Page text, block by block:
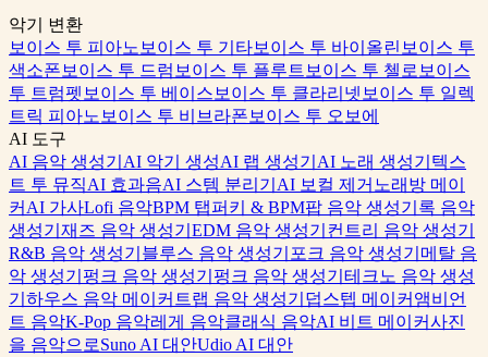
악기 변환
보이스 투 피아노 보이스 투 기타보이스 투 바이올린 보이스 투
색소폰 보이스 투 드럼 보이스 투 플루트 보이스 투 첼로 보이스
투 트럼펫 보이스 투 베이스 보이스 투 클라리넷 보이스 투 일렉
트릭 피아노 보이스 투 비브라폰 보이스 투 오보에
AI 도구
AI 음악 생성기 AI 악기 생성AI 랩 생성기 AI 노래 생성기 텍스
트 투 뮤직AI 효과음AI 스템 분리기 AI 보컬 제거 노래방 메이
커 AI 가사Lofi 음악BPM 탭퍼 키 & BPM팝 음악 생성기 록 음악
생성기 재즈 음악 생성기 EDM 음악 생성기 컨트리 음악 생성기
R&B 음악 생성기 블루스 음악 생성기 포크 음악 생성기 메탈 음
악 생성기 펑크 음악 생성기 펑크 음악 생성기 테크노 음악 생성
기 하우스 음악 메이커 트랩 음악 생성기 덥스텝 메이커 앰비언
트 음악K-Pop 음악레게 음악클래식 음악AI 비트 메이커사진
을 음악으로Suno AI 대안Udio AI 대안